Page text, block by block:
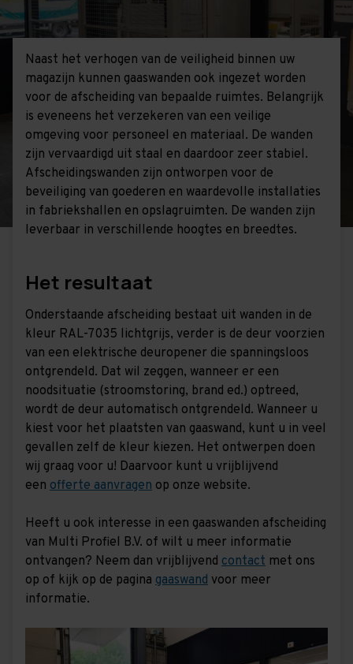
Naast het verhogen van de veiligheid binnen uw
magazijn kunnen gaaswanden ook ingezet worden
voor de afscheiding van bepaalde ruimtes. Belangrijk
is eveneens het verzekeren van een veilige
omgeving voor personeel en materiaal. De wanden
zijn vervaardigd uit staal en daardoor zeer stabiel.
Afscheidingswanden zijn ontworpen voor de
beveiliging van goederen en waardevolle installaties
in fabriekshallen en opslagruimten. De wanden zijn
leverbaar in verschillende hoogtes en breedtes.
Het resultaat
Onderstaande afscheiding bestaat uit wanden in de
kleur RAL-7035 lichtgrijs, verder is de deur voorzien
van een elektrische deuropener die spanningsloos
ontgrendeld. Dat wil zeggen, wanneer er een
noodsituatie (stroomstoring, brand ed.) optreed,
wordt de deur automatisch ontgrendeld. Wanneer u
kiest voor het plaatsten van gaaswand, kunt u in veel
gevallen zelf de kleur kiezen. Het ontwerpen doen
wij graag voor u! Daarvoor kunt u vrijblijvend
een offerte aanvragen op onze website.
Heeft u ook interesse in een gaaswanden afscheiding
van Multi Profiel B.V. of wilt u meer informatie
ontvangen? Neem dan vrijblijvend contact met ons
op of kijk op de pagina gaaswand voor meer
informatie.